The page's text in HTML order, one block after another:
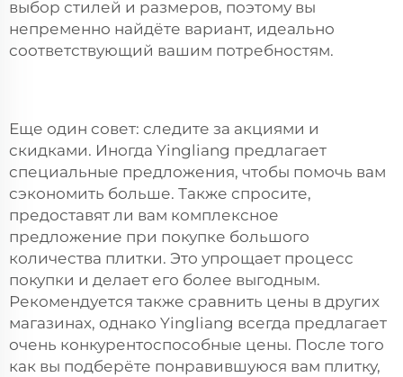
выбор стилей и размеров, поэтому вы
непременно найдёте вариант, идеально
соответствующий вашим потребностям.
Еще один совет: следите за акциями и
скидками. Иногда Yingliang предлагает
специальные предложения, чтобы помочь вам
сэкономить больше. Также спросите,
предоставят ли вам комплексное
предложение при покупке большого
количества плитки. Это упрощает процесс
покупки и делает его более выгодным.
Рекомендуется также сравнить цены в других
магазинах, однако Yingliang всегда предлагает
очень конкурентоспособные цены. После того
как вы подберёте понравившуюся вам плитку,